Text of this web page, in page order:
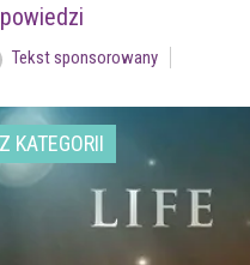
Tekst sponsorowany
KATEGORII